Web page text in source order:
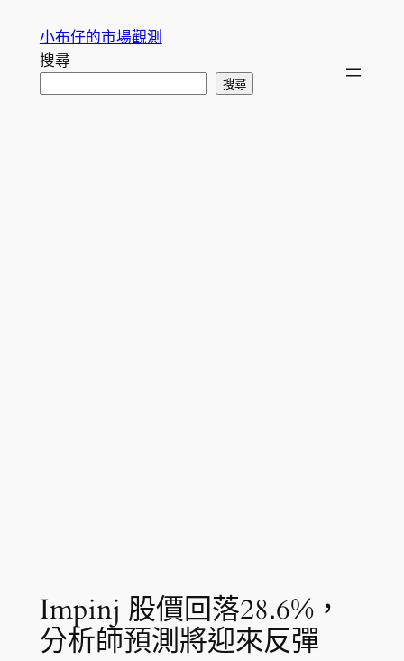
小布仔的市場觀測
搜尋
搜尋
Impinj 股價回落28.6%，
分析師預測將迎來反彈